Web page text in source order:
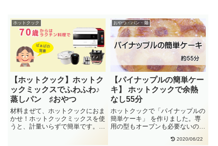
ホットクック
【ホットクック】ホットク
ックミックスでふわふわ♪
蒸しパン ♯おやつ
材料まぜて、ホットクックにおま
かせ！ホットクックミックスを使
うと、計量いらずで簡単です。ふ
おやつ・パン・麺
【パイナップルの簡単ケー
キ】 ホットクックで余熱
なし55分
ホットクックで「パイナップルの
簡単ケーキ」 を作りました。専
用の型もオーブンも必要ないので
2020/06/22